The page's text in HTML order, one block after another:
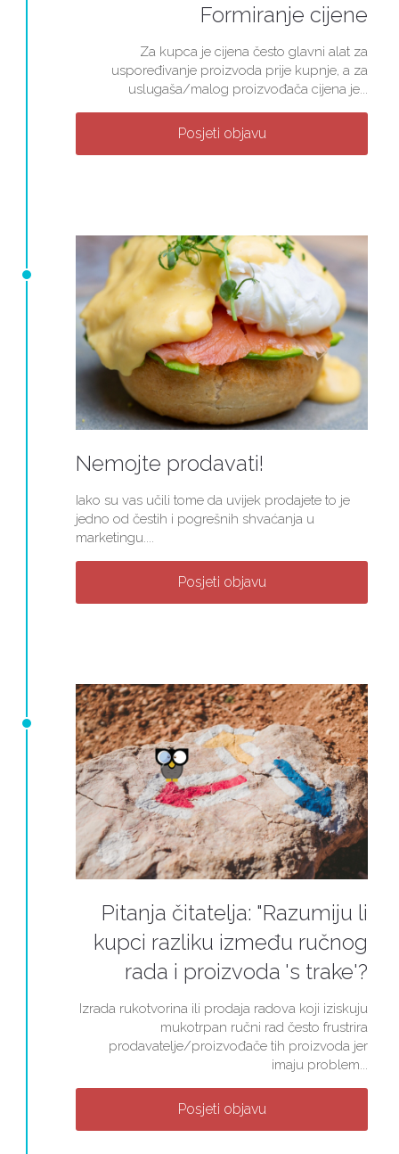
Formiranje cijene
Za kupca je cijena često glavni alat za
uspoređivanje proizvoda prije kupnje, a za
uslugaša/malog proizvođača cijena je...
Posjeti objavu
Nemojte prodavati!
Iako su vas učili tome da uvijek prodajete to je
jedno od čestih i pogrešnih shvaćanja u
marketingu....
Posjeti objavu
Pitanja čitatelja: "Razumiju li
kupci razliku između ručnog
rada i proizvoda 's trake'?
Izrada rukotvorina ili prodaja radova koji iziskuju
mukotrpan ručni rad često frustrira
prodavatelje/proizvođače tih proizvoda jer
imaju problem...
Posjeti objavu